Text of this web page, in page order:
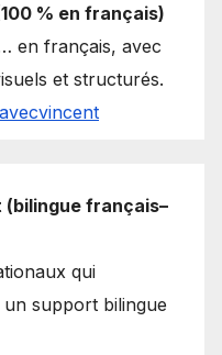
% en français)
en français, avec
et structurés.
français–
qui
support bilingue